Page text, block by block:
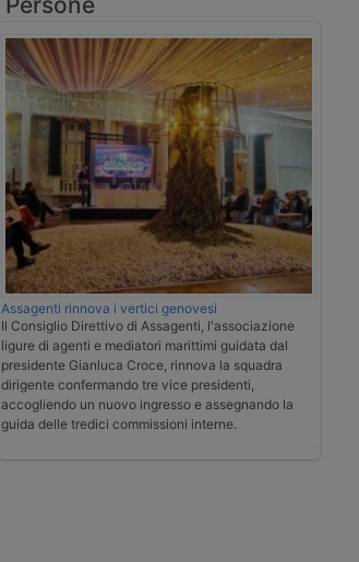
Assagenti rinnova i vertici genovesi
Il Consiglio Direttivo di Assagenti, l'associazione
ligure di agenti e mediatori marittimi guidata dal
presidente Gianluca Croce, rinnova la squadra
dirigente confermando tre vice presidenti,
accogliendo un nuovo ingresso e assegnando la
guida delle tredici commissioni interne.